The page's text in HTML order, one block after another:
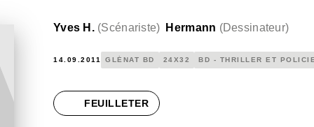
Yves H. (Scénariste) Hermann (Dessinateur)
14.09.2011 GLÉNAT BD 24X32 BD - THRILLER ET
FEUILLETER